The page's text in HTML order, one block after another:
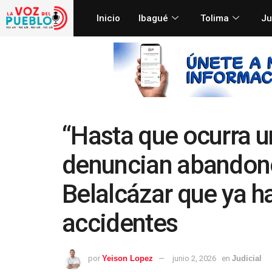
Inicio Ibagué Tolima
“Hasta que ocurra
denuncian
Belalcázar que ya
accidentes
por Yeison Lopez junio 2, 2026 en Judicial